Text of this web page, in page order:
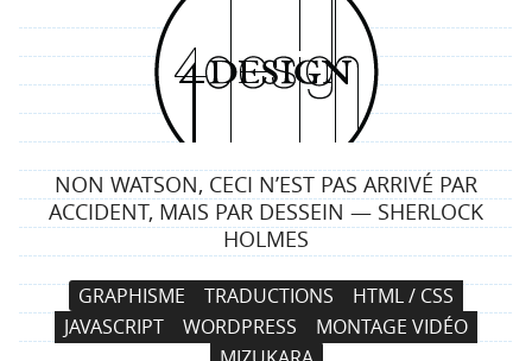
4
d
e
s
i
g
NON WATSON, CECI N’EST PAS ARRIVÉ PAR
ACCIDENT, MAIS PAR DESSEIN — SHERLOCK
HOLMES
GRAPHISME TRADUCTIONS
HTML / CSS
JAVASCRIPT
WORDPRESS
MONTAGE VIDÉO